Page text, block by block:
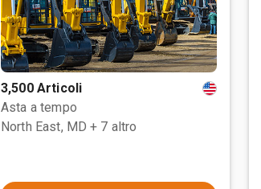
3,500 Articoli
Asta a tempo
North East, MD + 7 altro